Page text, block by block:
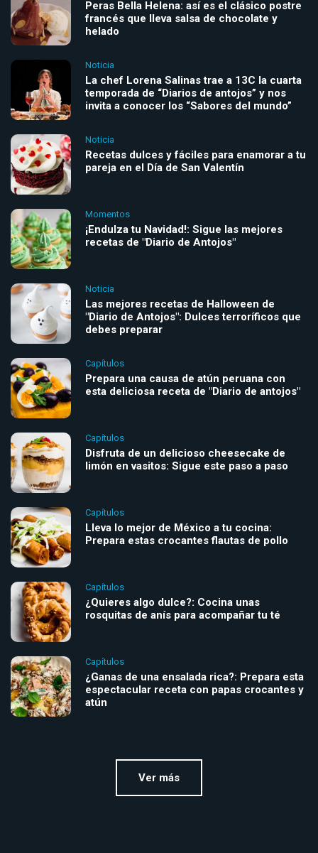
Peras Bella Helena: así es el clásico postre
francés que lleva salsa de chocolate y
helado
Noticia
La chef Lorena Salinas trae a 13C la cuarta
temporada de “Diarios de antojos” y nos
invita a conocer los “Sabores del mundo”
Noticia
Recetas dulces y fáciles para enamorar a tu
pareja en el Día de San Valentín
Momentos
¡Endulza tu Navidad!: Sigue las mejores
recetas de "Diario de Antojos"
Noticia
Las mejores recetas de Halloween de
"Diario de Antojos": Dulces terroríficos que
debes preparar
Capítulos
Prepara una causa de atún peruana con
esta deliciosa receta de "Diario de antojos"
Capítulos
Disfruta de un delicioso cheesecake de
limón en vasitos: Sigue este paso a paso
Capítulos
Lleva lo mejor de México a tu cocina:
Prepara estas crocantes flautas de pollo
Capítulos
¿Quieres algo dulce?: Cocina unas
rosquitas de anís para acompañar tu té
Capítulos
¿Ganas de una ensalada rica?: Prepara esta
espectacular receta con papas crocantes y
atún
Ver más